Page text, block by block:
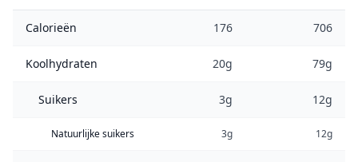
Calorieën 176 706
Koolhydraten 20g 79g
Suikers 3g 12g
Natuurlijke suikers 3g 12g